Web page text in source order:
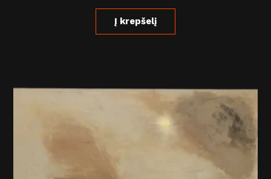
Į krepšelį